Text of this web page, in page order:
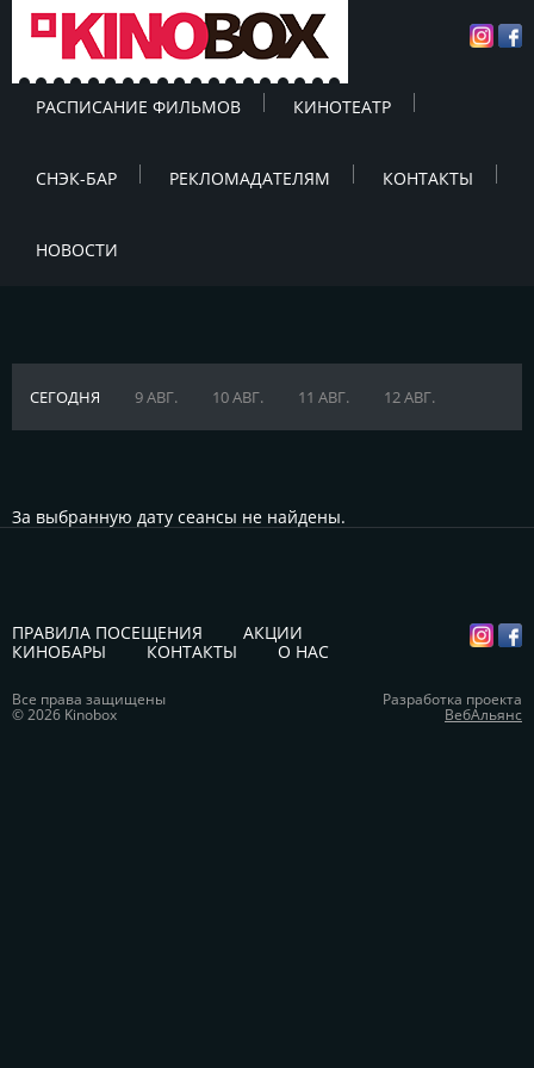
РАСПИСАНИЕ ФИЛЬМОВ КИНОТЕАТР
СНЭК-БАР РЕКЛОМАДАТЕЛЯМ КОНТАКТЫ
НОВОСТИ
СЕГОДНЯ 9 АВГ. 10 АВГ. 11 АВГ. 12 АВГ.
За выбранную дату сеансы не найдены.
ПРАВИЛА ПОСЕЩЕНИЯ
АКЦИИ
КИНОБАРЫ
КОНТАКТЫ О НАС
Все права защищены
© 2026 Kinobox
Разработка проекта
ВебАльянс